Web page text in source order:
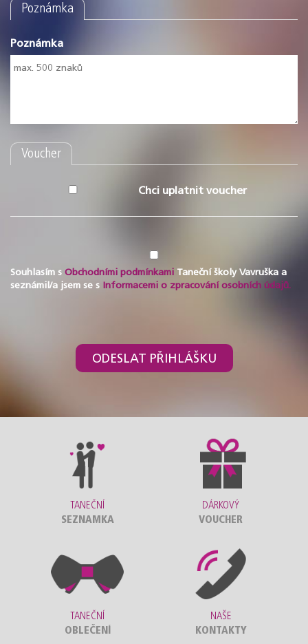
Poznámka
Poznámka
Voucher
Chci uplatnit voucher
Souhlasím s Obchodními podmínkami Taneční školy Vavruška a
seznámil/a jsem se s Informacemi o zpracování osobních údajů.
ODESLAT PŘIHLÁŠKU
TANEČNÍ
SEZNAMKA
DÁRKOVÝ
VOUCHER
TANEČNÍ
OBLEČENÍ
NAŠE
KONTAKTY